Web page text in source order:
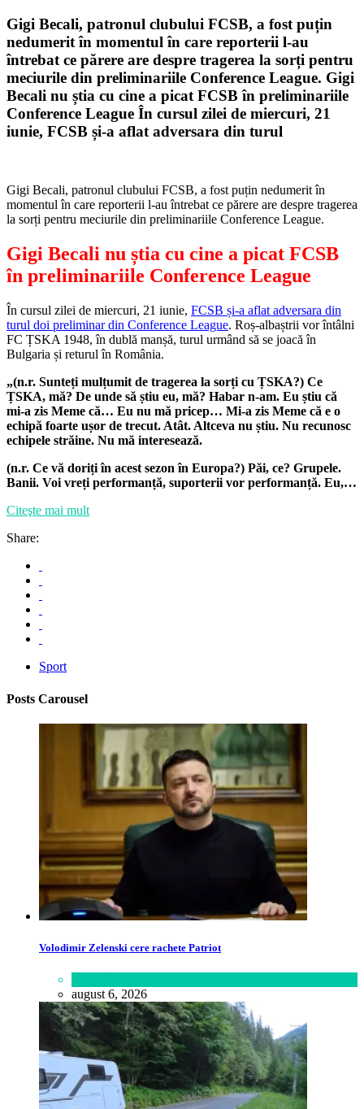
Gigi Becali, patronul clubului FCSB, a fost puțin
nedumerit în momentul în care reporterii l-au
întrebat ce părere are despre tragerea la sorți pentru
meciurile din preliminariile Conference League. Gigi
Becali nu știa cu cine a picat FCSB în preliminariile
Conference League În cursul zilei de miercuri, 21
iunie, FCSB și-a aflat adversara din turul
Gigi Becali, patronul clubului FCSB, a fost puțin nedumerit în
momentul în care reporterii l-au întrebat ce părere are despre tragerea
la sorți pentru meciurile din preliminariile Conference League.
Gigi Becali nu știa cu cine a picat FCSB
în preliminariile Conference League
În cursul zilei de miercuri, 21 iunie, FCSB și-a aflat adversara din
turul doi preliminar din Conference League. Roș-albaștrii vor întâlni
FC ȚSKA 1948, în dublă manșă, turul urmând să se joacă în
Bulgaria și returul în România.
„(n.r. Sunteți mulțumit de tragerea la sorți cu ȚSKA?) Ce
ȚSKA, mă? De unde să știu eu, mă? Habar n-am. Eu știu că
mi-a zis Meme că… Eu nu mă pricep… Mi-a zis Meme că e o
echipă foarte ușor de trecut. Atât. Altceva nu știu. Nu recunosc
echipele străine. Nu mă interesează.
(n.r. Ce vă doriți în acest sezon în Europa?) Păi, ce? Grupele.
Banii. Voi vreți performanță, suporterii vor performanță. Eu,…
Citeşte mai mult
Share:
Sport
Posts Carousel
Volodimir Zelenski cere rachete Patriot
august 6, 2026